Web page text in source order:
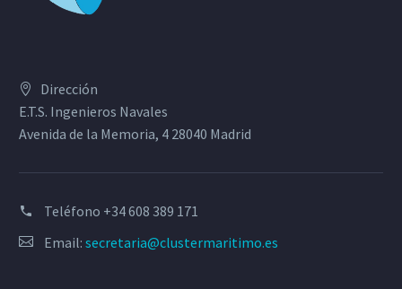
Dirección
E.T.S. Ingenieros Navales
Avenida de la Memoria, 4 28040 Madrid
Teléfono +34 608 389 171
Email: secretaria@clustermaritimo.es